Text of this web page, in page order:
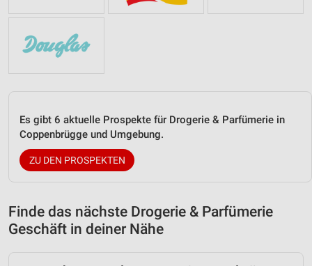
Es gibt 6 aktuelle Prospekte für Drogerie & Parfümerie in
Coppenbrügge und Umgebung.
ZU DEN PROSPEKTEN
Finde das nächste Drogerie & Parfümerie
Geschäft in deiner Nähe